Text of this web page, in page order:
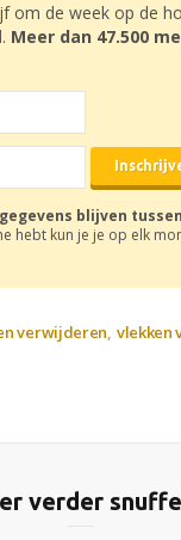
om de week op de
Meer dan 47.500
blijven
hebt kun je je op elk
verwijderen vlekken
verder